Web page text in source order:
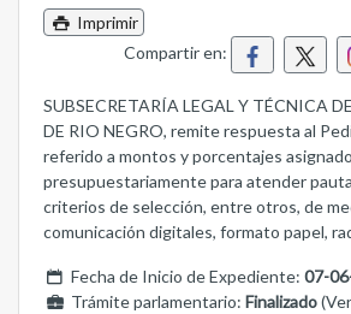
Imprimir
Compartir en:
SUBSECRETARÍA LEGAL Y TÉCNICA
DE RIO NEGRO, remite respuesta al
referido a montos y porcentajes
presupuestariamente para atender
criterios de selección, entre otros, de
comunicación digitales, formato papel,
Fecha de Inicio de Expediente: 07-
Trámite parlamentario: Finalizado(Ver